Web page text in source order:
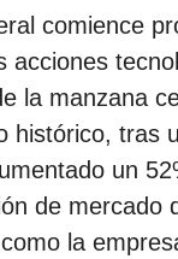
comience
acciones
la manzana
histórico, tras
un
de mercado
la